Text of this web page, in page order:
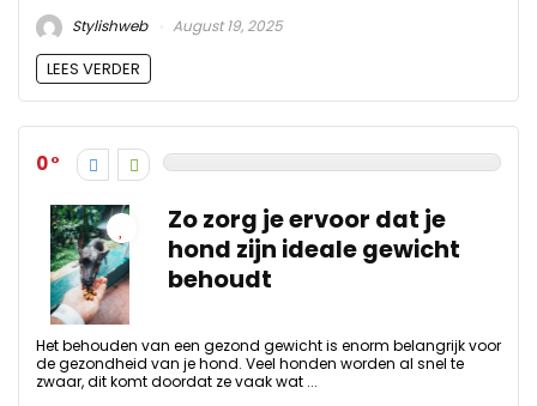
Stylishweb
August 19, 2025
LEES VERDER
0
Zo zorg je ervoor dat je
hond zijn ideale gewicht
behoudt
Het behouden van een gezond gewicht is enorm belangrijk voor
de gezondheid van je hond. Veel honden worden al snel te
zwaar, dit komt doordat ze vaak wat ...